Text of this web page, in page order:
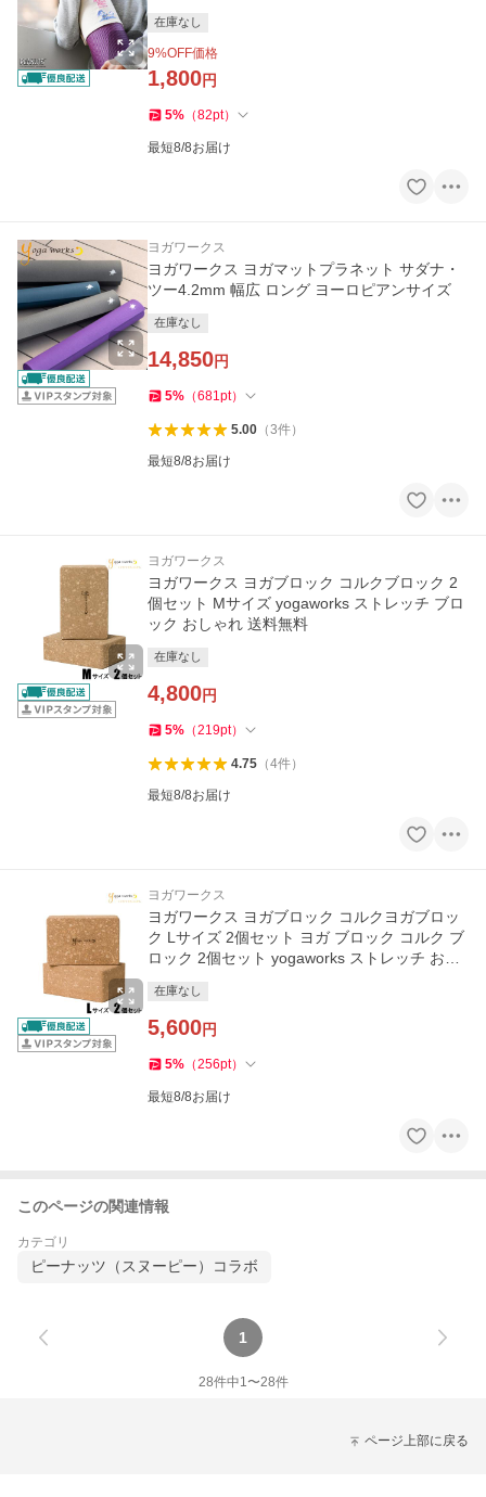
在庫なし
9%OFF価格
1,800円
5% （82pt）
最短8/8お届け
ヨガワークス
ヨガワークス ヨガマットプラネット サダナ・
ツー4.2mm 幅広 ロング ヨーロピアンサイズ
在庫なし
14,850円
5% （681pt）
5.00（3件）
最短8/8お届け
ヨガワークス
ヨガワークス ヨガブロック コルクブロック 2
個セット Mサイズ yogaworks ストレッチ ブロ
ック おしゃれ 送料無料
在庫なし
4,800円
5% （219pt）
4.75（4件）
最短8/8お届け
ヨガワークス
ヨガワークス ヨガブロック コルクヨガブロッ
ク Lサイズ 2個セット ヨガ ブロック コルク ブ
ロック 2個セット yogaworks ストレッチ おし
在庫なし
5,600円
5% （256pt）
最短8/8お届け
このページの関連情報
カテゴリ
ピーナッツ（スヌーピー）コラボ
1
28件中1〜28件
ページ上部に戻る